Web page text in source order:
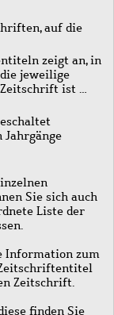
auf die
zeigt an, in
jeweilige
ist …
Sie sich auch
Liste der
Information zum
Zeitschrift.
finden Sie